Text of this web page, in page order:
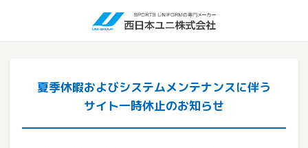
夏季休暇およびシステムメンテナンスに伴う
サイト一時休止のお知らせ